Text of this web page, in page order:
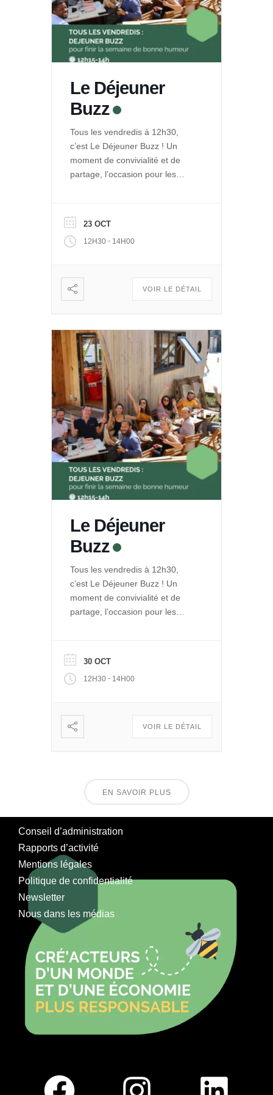
Le Déjeuner
Buzz
Tous les vendredis à 12h30,
c’est Le Déjeuner Buzz ! Un
moment de convivialité et de
partage, l’occasion pour les
autour d’un repas. Et pour le
public de découvrir les projets
engagés qui se développent
: […]
23 OCT
12H30 - 14H00
VOIR LE DÉTAIL
Le Déjeuner
Buzz
Tous les vendredis à 12h30,
c’est Le Déjeuner Buzz ! Un
moment de convivialité et de
partage, l’occasion pour les
autour d’un repas. Et pour le
public de découvrir les projets
engagés qui se développent
: […]
30 OCT
12H30 - 14H00
VOIR LE DÉTAIL
EN SAVOIR PLUS
Conseil d’administration
Rapports d’activité
Mentions légales
Politique de confidentialité
Newsletter
Nous dans les médias